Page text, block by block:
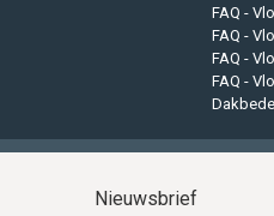
FAQ -
FAQ -
FAQ -
FAQ -
Nieuwsbrief